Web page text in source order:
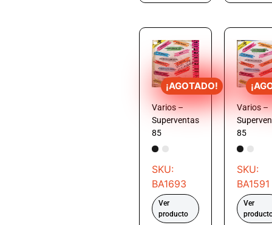
¡AGOTADO!
Varios –
Superventas
85
SKU:
BA1693
Ver
producto
Varios –
85
SKU:
BA1591
Ver